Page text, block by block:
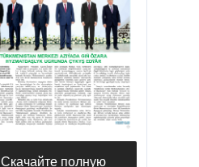
Скачайте полную